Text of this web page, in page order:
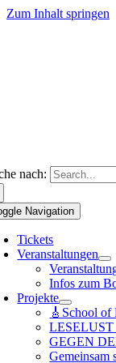
Zum Inhalt springen
nach:
Navigation
Tickets
Veranstaltungen
Infos zum
Projekte
🎸School of
LESELUST
GEGEN
Gemeinsam